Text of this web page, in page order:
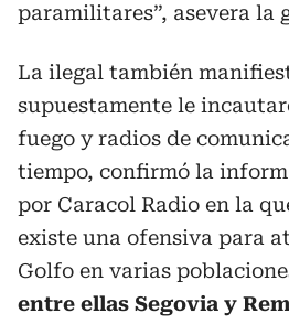
paramilitares”, asevera la
La ilegal también
supuestamente le
fuego y radios de
tiempo, confirmó la
por Caracol Radio en la
existe una ofensiva para
Golfo en varias
entre ellas Segovia y